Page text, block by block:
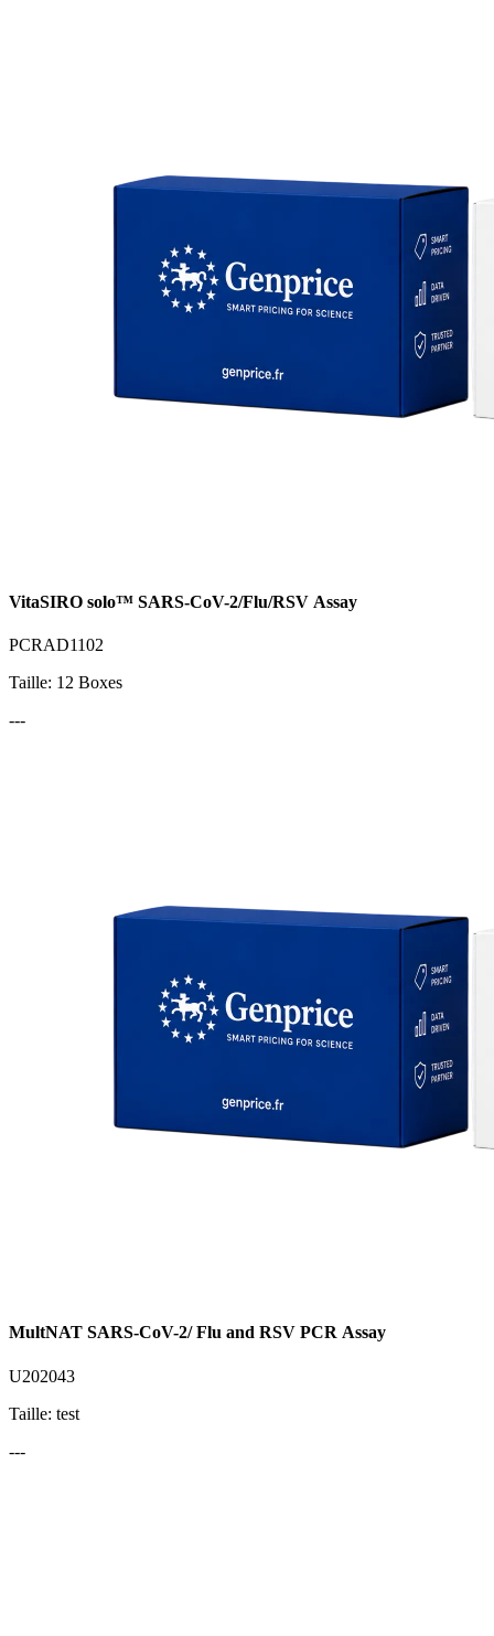
VitaSIRO solo™ SARS-CoV-2/Flu/RSV Assay
PCRAD1102
Taille: 12 Boxes
---
MultNAT SARS-CoV-2/ Flu and RSV PCR Assay
U202043
Taille: test
---